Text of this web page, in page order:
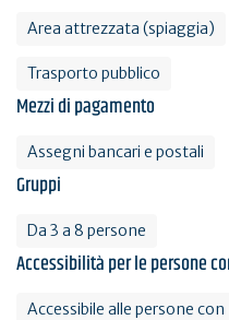
Area attrezzata (spiaggia)
Trasporto pubblico
Mezzi di pagamento
Assegni bancari e postali
Gruppi
Da 3 a 8 persone
Accessibilità per le persone
Accessibile alle persone